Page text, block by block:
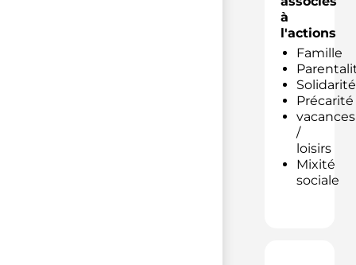
à
l'actions
Famille
Solidarité
Précarité
vacances
/
loisirs
Mixité
sociale